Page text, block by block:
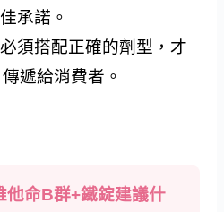
承諾。
須搭配正確的劑型，才
遞給消費者。
他命B群+鐵錠建議什